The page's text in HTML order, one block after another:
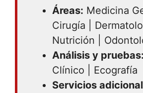
Áreas: Medicina
Cirugía |
Nutrición |
Análisis y pruebas:
Clínico | Ecografía
Servicios